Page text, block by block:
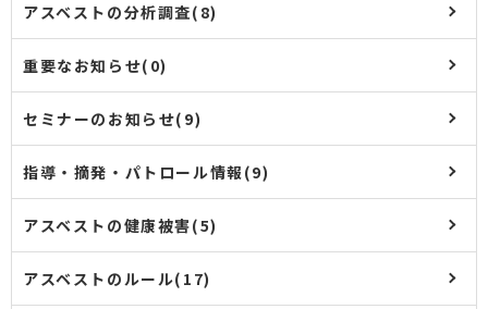
アスベストの分析調査(8)
重要なお知らせ(0)
セミナーのお知らせ(9)
指導・摘発・パトロール情報(9)
アスベストの健康被害(5)
アスベストのルール(17)